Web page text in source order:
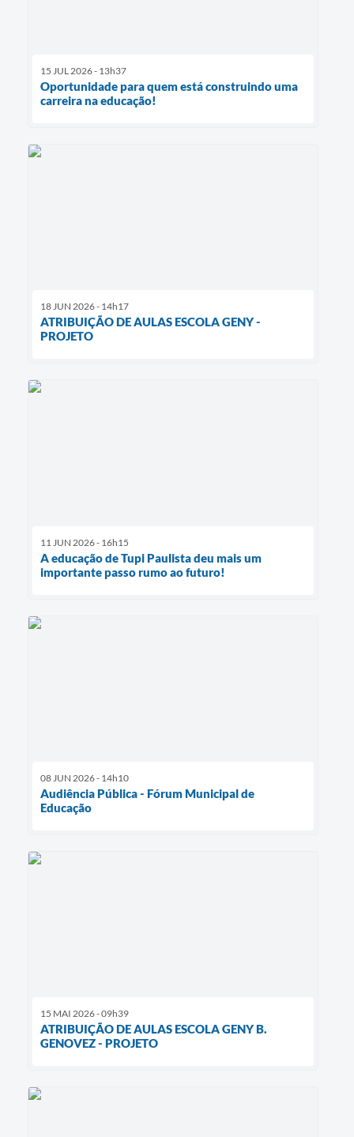
15 JUL 2026 - 13h37
Oportunidade para quem está construindo uma
carreira na educação!
18 JUN 2026 - 14h17
ATRIBUIÇÃO DE AULAS ESCOLA GENY -
PROJETO
11 JUN 2026 - 16h15
A educação de Tupi Paulista deu mais um
importante passo rumo ao futuro!
08 JUN 2026 - 14h10
Audiência Pública - Fórum Municipal de
Educação
15 MAI 2026 - 09h39
ATRIBUIÇÃO DE AULAS ESCOLA GENY B.
GENOVEZ - PROJETO